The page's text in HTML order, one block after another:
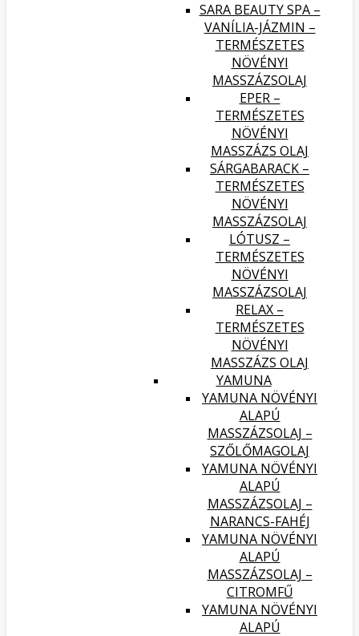
SARA BEAUTY SPA –
VANÍLIA-JÁZMIN –
TERMÉSZETES
NÖVÉNYI
MASSZÁZSOLAJ
EPER –
TERMÉSZETES
NÖVÉNYI
MASSZÁZS OLAJ
SÁRGABARACK –
TERMÉSZETES
NÖVÉNYI
MASSZÁZSOLAJ
LÓTUSZ –
TERMÉSZETES
NÖVÉNYI
MASSZÁZSOLAJ
RELAX –
TERMÉSZETES
NÖVÉNYI
MASSZÁZS OLAJ
YAMUNA
YAMUNA NÖVÉNYI
ALAPÚ
MASSZÁZSOLAJ –
SZŐLŐMAGOLAJ
YAMUNA NÖVÉNYI
ALAPÚ
MASSZÁZSOLAJ –
NARANCS-FAHÉJ
YAMUNA NÖVÉNYI
ALAPÚ
MASSZÁZSOLAJ –
CITROMFŰ
YAMUNA NÖVÉNYI
ALAPÚ